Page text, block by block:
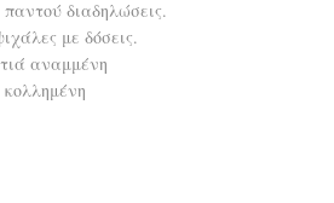
διαδηλώσεις.
με δόσεις.
αναμμένη